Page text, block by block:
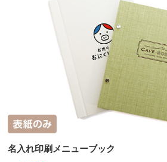
名入れ印刷メニューブック